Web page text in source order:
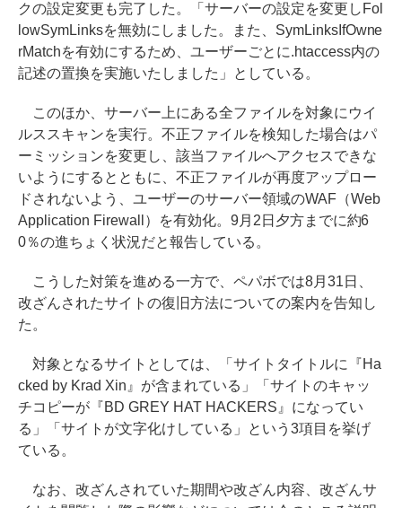
クの設定変更も完了した。「サーバーの設定を変更しFol
lowSymLinksを無効にしました。また、SymLinksIfOwne
rMatchを有効にするため、ユーザーごとに.htaccess内の
記述の置換を実施いたしました」としている。
このほか、サーバー上にある全ファイルを対象にウイ
ルススキャンを実行。不正ファイルを検知した場合はパ
ーミッションを変更し、該当ファイルへアクセスできな
いようにするとともに、不正ファイルが再度アップロー
ドされないよう、ユーザーのサーバー領域のWAF（Web
Application Firewall）を有効化。9月2日夕方までに約6
0％の進ちょく状況だと報告している。
こうした対策を進める一方で、ペパボでは8月31日、
改ざんされたサイトの復旧方法についての案内を告知し
た。
対象となるサイトとしては、「サイトタイトルに『Ha
cked by Krad Xin』が含まれている」「サイトのキャッ
チコピーが『BD GREY HAT HACKERS』になってい
る」「サイトが文字化けしている」という3項目を挙げ
ている。
なお、改ざんされていた期間や改ざん内容、改ざんサ